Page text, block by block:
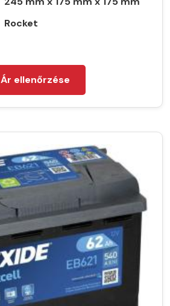
Rocket
Ár ellenőrzése